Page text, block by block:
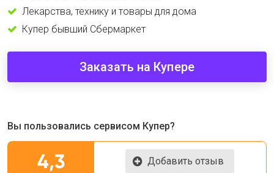
Лекарства, технику и товары для дома
Купер бывший Сбермаркет
Заказать на Купере
Вы пользовались сервисом Купер?
4,3 Добавить отзыв